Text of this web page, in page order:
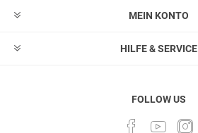
MEIN KONTO
HILFE & SERVICE
FOLLOW US